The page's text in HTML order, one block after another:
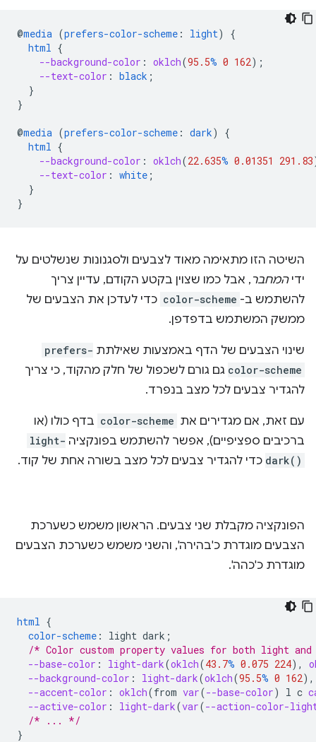
@media (prefers-color-scheme : light)
{
html {
--background-color : oklch(95.5% 0 162);
--text-color : black ;
}
}
@media (prefers-color-scheme : dark)
{
html {
--background-color : oklch(22.635% 0.01351 291.83
--text-color : white ;
}
}
השיטה הזו מתאימה מאוד לצבעים ולסגנונות שנשלטים על
ידיהמחבר , אבל כמו שצוין בקטע הקודם, עדיין צריך
להשתמש ב- color-scheme כדי לעדכן את הצבעים של
ממשק המשתמש בדפדפן.
שינוי הצבעים של הדף באמצעות שאילתת prefers-
color-scheme גם גורם לשכפול של חלק מהקוד, כי צריך
להגדיר צבעים לכל מצב בנפרד.
עם זאת, אם מגדירים את color-scheme בדף כולו (או
ברכיבים ספציפיים), אפשר להשתמש בפונקציה light-
dark() כדי להגדיר צבעים לכל מצב בשורה אחת של קוד.
הפונקציה מקבלת שני צבעים. הראשון משמש כשערכת
הצבעים מוגדרת כ'בהירה', והשני משמש כשערכת הצבעים
מוגדרת כ'כהה'.
html {
color-scheme : light dark ;
/* Color custom property values for both light and
--base-color : light-dark(oklch(43.7% 0.075 224),
--background-color : light-dark(oklch(95.5% 0 162),
--accent-color : oklch(from var(--base-color) l c
--active-color : light-dark(var(--action-color-
/* ... */
}